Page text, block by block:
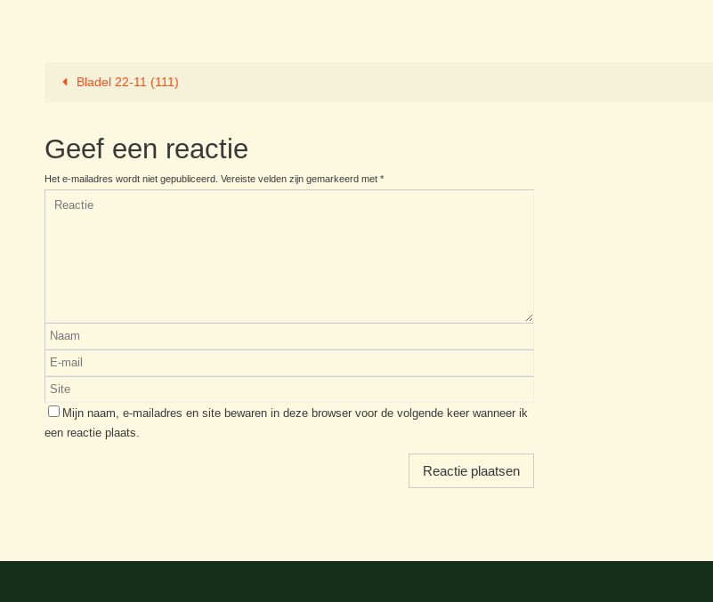
Bladel 22-11 (111)
Geef een reactie
Het e-mailadres wordt niet gepubliceerd. Vereiste velden zijn gemarkeerd met *
Mijn naam, e-mailadres en site bewaren in deze browser voor de volgende keer wanneer ik
een reactie plaats.